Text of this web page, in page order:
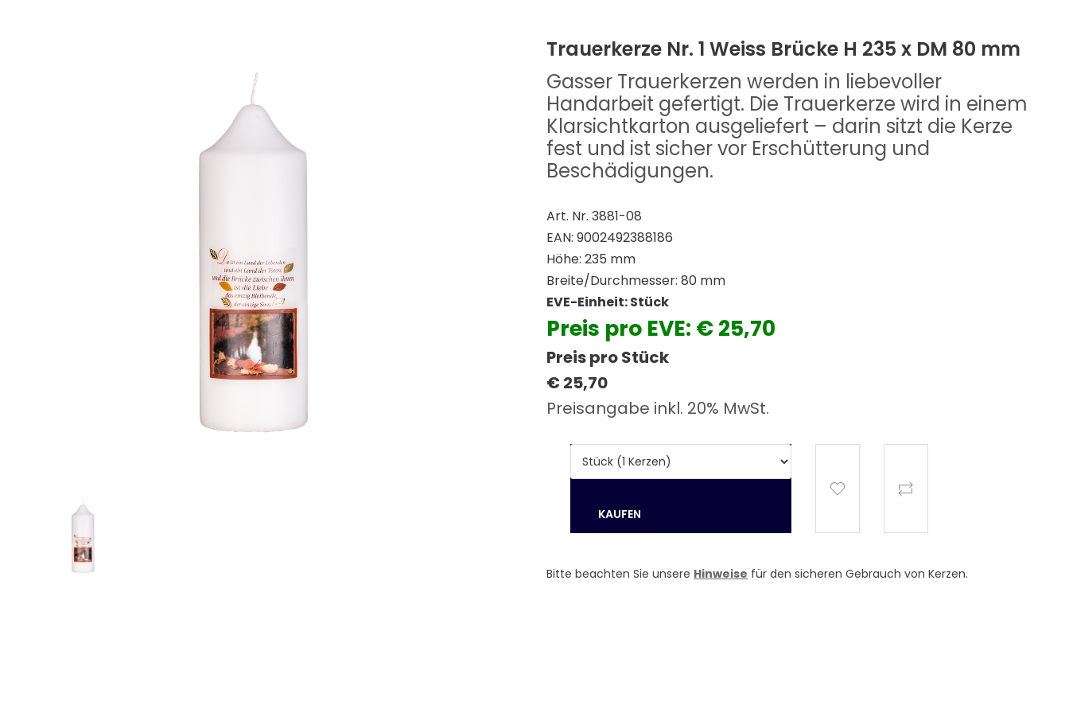
Trauerkerze Nr. 1 Weiss Brücke H 235 x DM 80 mm
Gasser Trauerkerzen werden in liebevoller
Handarbeit gefertigt. Die Trauerkerze wird in einem
Klarsichtkarton ausgeliefert – darin sitzt die Kerze
fest und ist sicher vor Erschütterung und
Beschädigungen.
Art. Nr. 3881-08
EAN: 9002492388186
Höhe: 235 mm
Breite/Durchmesser: 80 mm
EVE-Einheit: Stück
Preis pro EVE: € 25,70
Preis pro Stück
€ 25,70
Preisangabe inkl. 20% MwSt.
Bitte beachten Sie unsere Hinweise für den sicheren Gebrauch von Kerzen.